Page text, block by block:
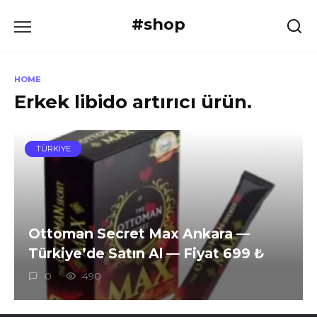
#shop
HOME
Erkek libido artırıcı ürün.
TÜRKIYE
Ottoman Secret Max Ankara —
Türkiye’de Satın Al — Fiyat 699 ₺
0 490